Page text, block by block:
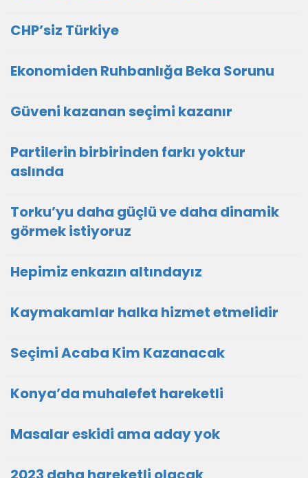
CHP’siz Türkiye
Ekonomiden Ruhbanlığa Beka Sorunu
Güveni kazanan seçimi kazanır
Partilerin birbirinden farkı yoktur
aslında
Torku’yu daha güçlü ve daha dinamik
görmek istiyoruz
Hepimiz enkazın altındayız
Kaymakamlar halka hizmet etmelidir
Seçimi Acaba Kim Kazanacak
Konya’da muhalefet hareketli
Masalar eskidi ama aday yok